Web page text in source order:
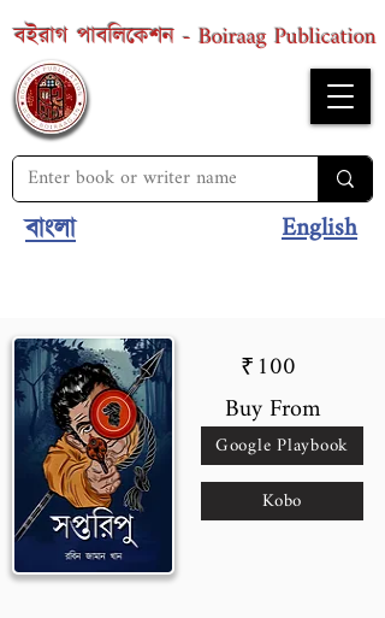
বইরাগ পাবলিকেশন - Boiraag Publication
বাংলা English
100
₹
Buy From
Google Playbook
Kobo